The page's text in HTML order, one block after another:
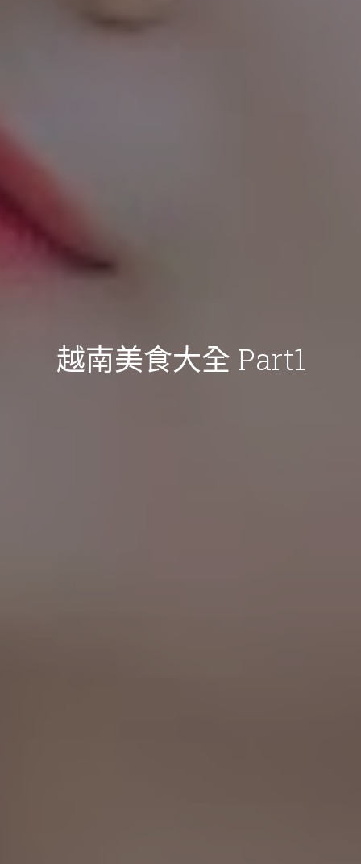
越南美食大全 Part1